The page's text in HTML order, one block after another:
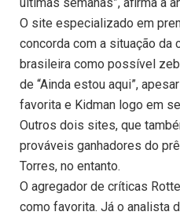
O site especializado em
concorda com a situação da
brasileira como possível
de “Ainda estou aqui”,
favorita e Kidman logo em
Outros dois sites, que
prováveis ganhadores do
Torres, no entanto.
O agregador de críticas
como favorita. Já o analista